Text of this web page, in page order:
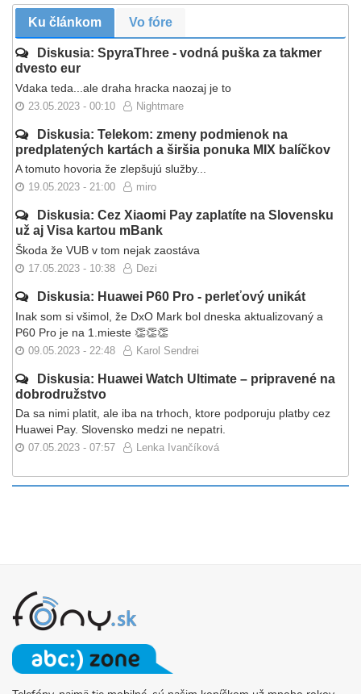
Ku článkom Vo fóre
Diskusia: SpyraThree - vodná puška za takmer
dvesto eur
Vdaka teda...ale draha hracka naozaj je to
23.05.2023 - 00:10 Nightmare
Diskusia: Telekom: zmeny podmienok na
predplatených kartách a širšia ponuka MIX balíčkov
A tomuto hovoria že zlepšujú služby...
19.05.2023 - 21:00 miro
Diskusia: Cez Xiaomi Pay zaplatíte na Slovensku
už aj Visa kartou mBank
Škoda že VUB v tom nejak zaostáva
17.05.2023 - 10:38 Dezi
Diskusia: Huawei P60 Pro - perleťový unikát
Inak som si všimol, že DxO Mark bol dneska aktualizovaný a
P60 Pro je na 1.mieste 👏👏👏
09.05.2023 - 22:48 Karol Sendrei
Diskusia: Huawei Watch Ultimate – pripravené na
dobrodružstvo
Da sa nimi platit, ale iba na trhoch, ktore podporuju platby cez
Huawei Pay. Slovensko medzi ne nepatri.
07.05.2023 - 07:57 Lenka Ivančíková